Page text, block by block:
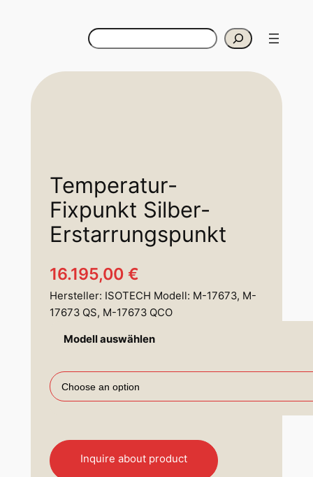
Search
Temperatur-
Fixpunkt Silber-
Erstarrungspunkt
16.195,00 €
Hersteller: ISOTECH Modell: M-17673, M-
17673 QS, M-17673 QCO
Modell auswählen
Inquire about product